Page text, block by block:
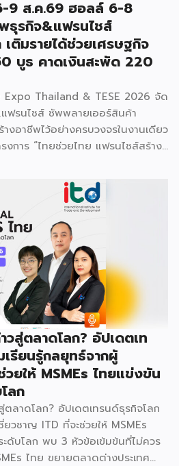
9 ส.ค.69 ฮอลล์ 6-8
ธุรกิจ&แฟรนไชส์
ติมรายได้ช่วยเศรษฐกิจ
บูธ คาดเงินสะพัด 220
Expo Thailand & TESE 2026 จัด
ฟรนไชส์ ซัพพลายเออร์สินค้า
งอาชีพไว้อย่างครบวงจรในงานเดียว
การ “ไทยช่วยไทย แฟรนไชส์สร้าง
ตารางเมตร หวังเป็นทาง
ยุงเศรษฐกิจไทยให้ฟื้นตัว เสิร์ฟครบ
ลทองทั่วประเทศ พร้อมเสวนาให้
และกิจกรรมเจรจาจับคู่ธุรกิจทั้งใน
เนื่องระหว่างวันที่ 6-9 สิงหาคมนี้ ที่
ธานี คาดเม็ดเงินสะพัดในงานราว
นัยนาภากรณ์ อธิบดีกรมพัฒนา
ย์ กล่าวว่า งาน ” Franchise Expo
Commerce Selection Expo
งธุรกิจแฟรนไชส์และโซลูชั่นส์แบบครบ
สู่ตลาดโลก? อัปเดตเท
รียนรู้กลยุทธ์จากผู้
ยให้ MSMEs ไทยแข่งขัน
ลก
ลาดโลก? อัปเดตเทรนด์ธุรกิจโลก
วชาญ ITD ที่จะช่วยให้ MSMEs
ะดับโลก พบ 3 หัวข้อเข้มข้นที่ไม่ควร
ไทย ขยายตลาดต่างประเทศ